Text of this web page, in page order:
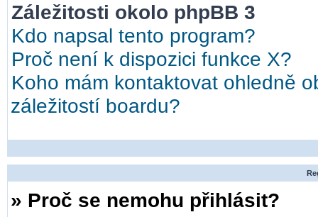
Záležitosti okolo phpBB 3
Kdo napsal tento program?
Proč není k dispozici funkce X?
Koho mám kontaktovat ohledně
záležitostí boardu?
» Proč se nemohu přihlásit?